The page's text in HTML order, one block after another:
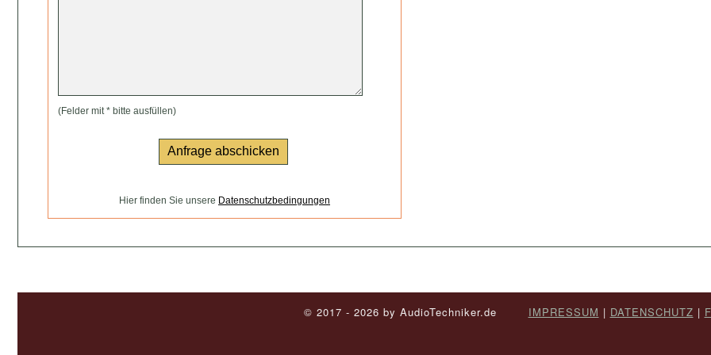
(Felder mit * bitte ausfüllen)
Hier finden Sie unsere Datenschutzbedingungen
© 2017 - 2026 by AudioTechniker.de IMPRESSUM | DATENSCHUTZ |